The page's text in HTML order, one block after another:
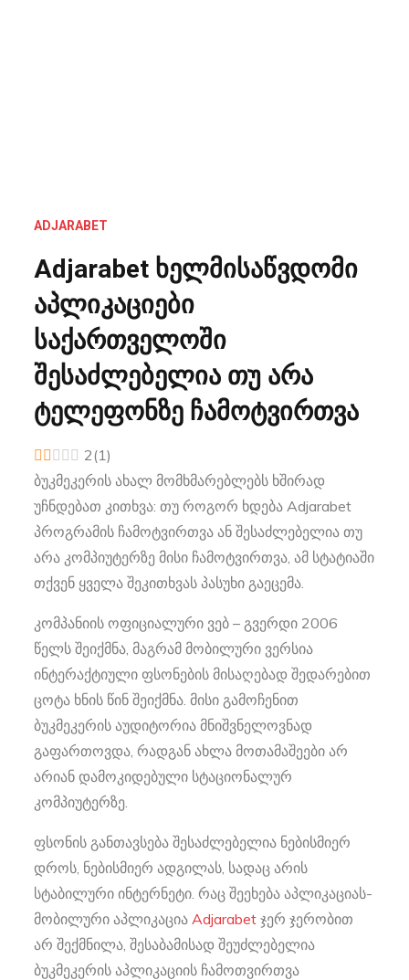
ADJARABET
Adjarabet ხელმისაწვდომი
აპლიკაციები
საქართველოში
შესაძლებელია თუ არა
ტელეფონზე ჩამოტვირთვა
2(1)
ბუკმეკერის ახალ მომხმარებლებს ხშირად
უჩნდებათ კითხვა: თუ როგორ ხდება Adjarabet
პროგრამის ჩამოტვირთვა ან შესაძლებელია თუ
არა კომპიუტერზე მისი ჩამოტვირთვა, ამ სტატიაში
თქვენ ყველა შეკითხვას პასუხი გაეცემა.
კომპანიის ოფიციალური ვებ – გვერდი 2006
წელს შეიქმნა, მაგრამ მობილური ვერსია
ინტერაქტიული ფსონების მისაღებად შედარებით
ცოტა ხნის წინ შეიქმნა. მისი გამოჩენით
ბუკმეკერის აუდიტორია მნიშვნელოვნად
გაფართოვდა, რადგან ახლა მოთამაშეები არ
არიან დამოკიდებული სტაციონალურ
კომპიუტერზე.
ფსონის განთავსება შესაძლებელია ნებისმიერ
დროს, ნებისმიერ ადგილას, სადაც არის
სტაბილური ინტერნეტი. რაც შეეხება აპლიკაციას-
მობილური აპლიკაცია Adjarabet ჯერ ჯერობით
არ შექმნილა, შესაბამისად შეუძლებელია
ბუკმეკერის აპლიკაციის ჩამოთვირთვა